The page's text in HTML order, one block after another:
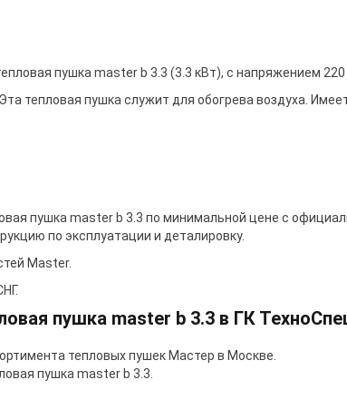
пушка master b 3.3 (3.3 кВт), с напряжением 220
тепловая пушка служит для обогрева воздуха.
пушка master b 3.3 по минимальной цене с
по эксплуатации и деталировку.
Master.
пушка master b 3.3 в ГК
тепловых пушек Мастер в Москве.
пушка master b 3.3.